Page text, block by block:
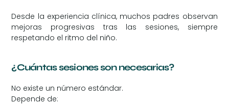
Desde la experiencia clínica, muchos padres observan
mejoras progresivas tras las sesiones, siempre
respetando el ritmo del niño.
¿Cuántas sesiones son necesarias?
No existe un número estándar.
Depende de: